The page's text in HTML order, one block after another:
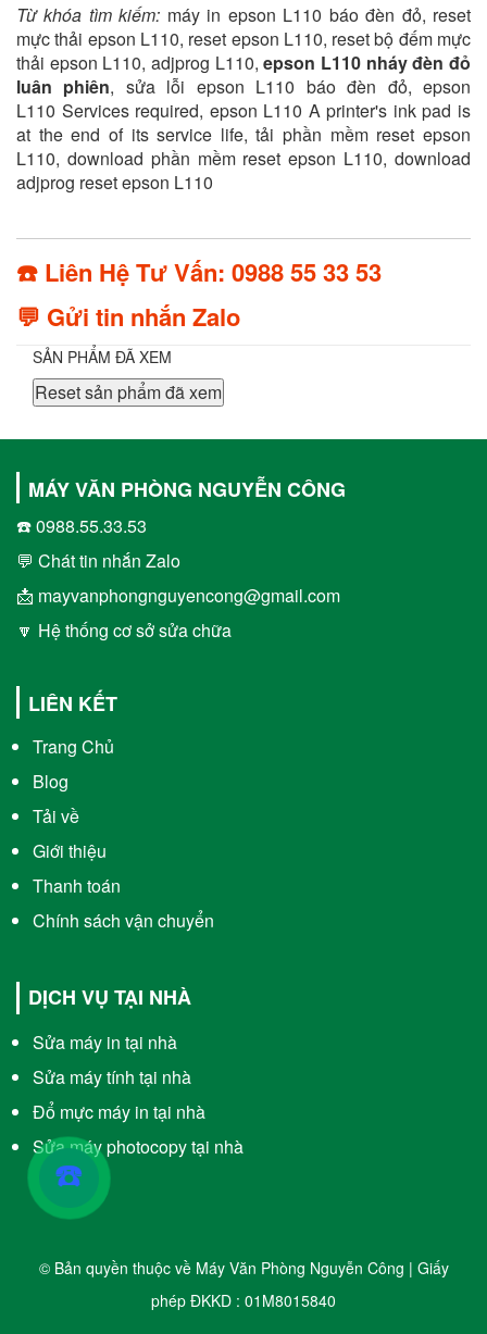
Từ khóa tìm kiếm: máy in epson L110 báo đèn đỏ, reset
mực thải epson L110, reset epson L110, reset bộ đếm mực
thải epson L110, adjprog L110,epson L110 nháy đèn đỏ
luân phiên, sửa lỗi epson L110 báo đèn đỏ, epson
L110 Services required, epson L110 A printer's ink pad is
at the end of its service life, tải phần mềm reset epson
L110, download phần mềm reset epson L110, download
adjprog reset epson L110
☎️ Liên Hệ Tư Vấn: 0988 55 33 53
💬 Gửi tin nhắn Zalo
SẢN PHẨM ĐÃ XEM
Reset sản phẩm đã xem
MÁY VĂN PHÒNG NGUYỄN CÔNG
☎️ 0988.55.33.53
💬 Chát tin nhắn Zalo
📩 mayvanphongnguyencong@gmail.com
🔽 Hệ thống cơ sở sửa chữa
LIÊN KẾT
Trang Chủ
Blog
Tải về
Giới thiệu
Thanh toán
Chính sách vận chuyển
DỊCH VỤ TẠI NHÀ
Sửa máy in tại nhà
Sửa máy tính tại nhà
Đổ mực máy in tại nhà
Sửa máy photocopy tại nhà
© Bản quyền thuộc về Máy Văn Phòng Nguyễn Công | Giấy
phép ĐKKD : 01M8015840
☎️